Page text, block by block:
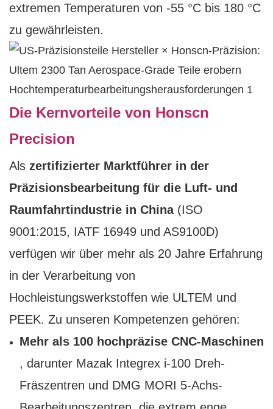
extremen Temperaturen von -55 °C bis 180 °C
zu gewährleisten.
Die Kernvorteile von Honscn
Precision
Als zertifizierter Marktführer in der
Präzisionsbearbeitung für die Luft- und
Raumfahrtindustrie in China(ISO
9001:2015, IATF 16949 und AS9100D)
verfügen wir über mehr als 20 Jahre Erfahrung
in der Verarbeitung von
Hochleistungswerkstoffen wie ULTEM und
PEEK. Zu unseren Kompetenzen gehören:
Mehr als 100 hochpräzise CNC-Maschinen
, darunter Mazak Integrex i-100 Dreh-
Fräszentren und DMG MORI 5-Achs-